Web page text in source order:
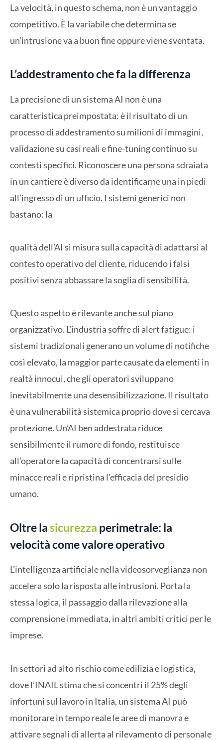
La velocità, in questo schema, non è un vantaggio
competitivo. È la variabile che determina se
un’intrusione va a buon fine oppure viene sventata.
L’addestramento che fa la differenza
La precisione di un sistema AI non è una
caratteristica preimpostata: è il risultato di un
processo di addestramento su milioni di immagini,
validazione su casi reali e fine-tuning continuo su
contesti specifici. Riconoscere una persona sdraiata
in un cantiere è diverso da identificarne una in piedi
all’ingresso di un ufficio. I sistemi generici non
bastano: la
qualità dell’AI si misura sulla capacità di adattarsi al
contesto operativo del cliente, riducendo i falsi
positivi senza abbassare la soglia di sensibilità.
Questo aspetto è rilevante anche sul piano
organizzativo. L’industria soffre di alert fatigue: i
sistemi tradizionali generano un volume di notifiche
così elevato, la maggior parte causate da elementi in
realtà innocui, che gli operatori sviluppano
inevitabilmente una desensibilizzazione. Il risultato
è una vulnerabilità sistemica proprio dove si cercava
protezione. Un’AI ben addestrata riduce
sensibilmente il rumore di fondo, restituisce
all’operatore la capacità di concentrarsi sulle
minacce reali e ripristina l’efficacia del presidio
umano.
Oltre lasicurezza perimetrale: la
velocità come valore operativo
L’intelligenza artificiale nella videosorveglianza non
accelera solo la risposta alle intrusioni. Porta la
stessa logica, il passaggio dalla rilevazione alla
comprensione immediata, in altri ambiti critici per le
imprese.
In settori ad alto rischio come edilizia e logistica,
dove l’INAIL stima che si concentri il 25% degli
infortuni sul lavoro in Italia, un sistema AI può
monitorare in tempo reale le aree di manovra e
attivare segnali di allerta al rilevamento di personale